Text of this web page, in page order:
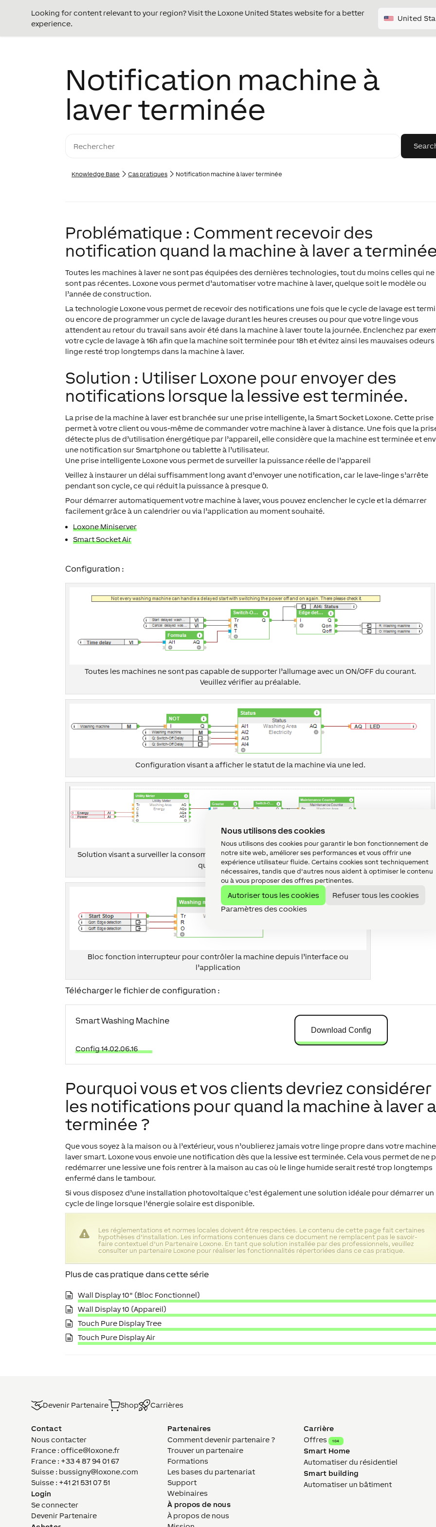
Nous utilisons des cookies
Nous utilisons des cookies pour garantir le bon fonctionnement de
notre site web, améliorer ses performances et vous offrir une
expérience utilisateur fluide. Certains cookies sont techniquement
nécessaires, tandis que d'autres nous aident à optimiser le contenu
ou à vous proposer des offres pertinentes.
Autoriser tous les cookies
Refuser tous les cookies
Paramètres des cookies
Looking for content relevant to your region? Visit the Loxone United States website for a better
experience.
United
Notification machine à
laver terminée
Knowledge Base Cas pratiques Notification machine à laver terminée
Problématique : Comment recevoir des
notification quand la machine à laver a
Toutes les machines à laver ne sont pas équipées des dernières technologies, tout du moins celles qui ne
sont pas récentes. Loxone vous permet d’automatiser votre machine à laver, quelque soit le modèle ou
l’année de construction.
La technologie Loxone vous permet de recevoir des notifications une fois que le cycle de lavage est
ou encore de programmer un cycle de lavage durant les heures creuses ou pour que votre linge vous
attendent au retour du travail sans avoir été dans la machine à laver toute la journée. Enclenchez par
votre cycle de lavage à 16h afin que la machine soit terminée pour 18h et évitez ainsi les mauvaises
linge resté trop longtemps dans la machine à laver.
Solution : Utiliser Loxone pour envoyer des
notifications lorsque la lessive est terminée.
La prise de la machine à laver est branchée sur une prise intelligente, la Smart Socket Loxone. Cette prise
permet à votre client ou vous-même de commander votre machine à laver à distance. Une fois que la
détecte plus de d’utilisation énergétique par l’appareil, elle considère que la machine est terminée et
une notification sur Smartphone ou tablette à l’utilisateur.
Une prise intelligente Loxone vous permet de surveiller la puissance réelle de l’appareil
Veillez à instaurer un délai suffisamment long avant d’envoyer une notification, car le lave-linge s’arrête
pendant son cycle, ce qui réduit la puissance à presque 0.
Pour démarrer automatiquement votre machine à laver, vous pouvez enclencher le cycle et la démarrer
facilement grâce à un calendrier ou via l’application au moment souhaité.
Loxone Miniserver
Smart Socket Air
Configuration :
Toutes les machines ne sont pas capable de supporter l’allumage avec un ON/OFF du courant.
Veuillez vérifier au préalable.
Configuration visant a afficher le statut de la machine via une led.
Solution visant a surveiller la consommation électrique de la machine afin d’envoyer la notification
quand la lessive est terminée.
Bloc fonction interrupteur pour contrôler la machine depuis l’interface ou
l’application
Télécharger le fichier de configuration :
Smart Washing Machine
Config 14.02.06.16
Download Config
Pourquoi vous et vos clients devriez considérer
les notifications pour quand la machine à laver a
terminée ?
Que vous soyez à la maison ou à l’extérieur, vous n’oublierez jamais votre linge propre dans votre
laver smart. Loxone vous envoie une notification dès que la lessive est terminée. Cela vous permet de ne
redémarrer une lessive une fois rentrer à la maison au cas où le linge humide serait resté trop longtemps
enfermé dans le tambour.
Si vous disposez d’une installation photovoltaïque c’est également une solution idéale pour démarrer un
cycle de linge lorsque l’énergie solaire est disponible.
Les réglementations et normes locales doivent être respectées. Le contenu de cette page fait certaines
hypothèses d’installation. Les informations contenues dans ce document ne remplacent pas le savoir-
faire contextuel d’un Partenaire Loxone. En tant que solution installée par des professionnels, veuillez
consulter un partenaire Loxone pour réaliser les fonctionnalités répertoriées dans ce cas pratique.
Plus de cas pratique dans cette série
Wall Display 10" (Bloc Fonctionnel)
Wall Display 10 (Appareil)
Touch Pure Display Tree
Touch Pure Display Air
Devenir Partenaire Shop Carrières
Contact
Nous contacter
France : office@loxone.fr
France : +33 4 87 94 01 67
Suisse : bussigny@loxone.com
Suisse : +41 21 531 07 51
Login
Se connecter
Devenir Partenaire
Partenaires
Comment devenir partenaire ?
Trouver un partenaire
Formations
Les bases du partenariat
Support
Webinaires
À propos de nous
À propos de nous
Carrière
Offres
104
Smart Home
Automatiser du résidentiel
Smart building
Automatiser un bâtiment